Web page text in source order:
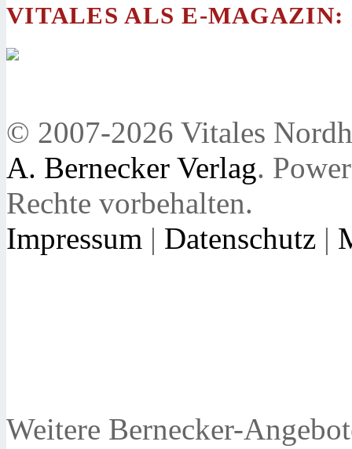
VITALES ALS E-MAGAZIN:
© 2007-2026 Vitales
A. Bernecker Verlag.
Rechte vorbehalten.
Impressum | Datenschutz |
Weitere Bernecker-